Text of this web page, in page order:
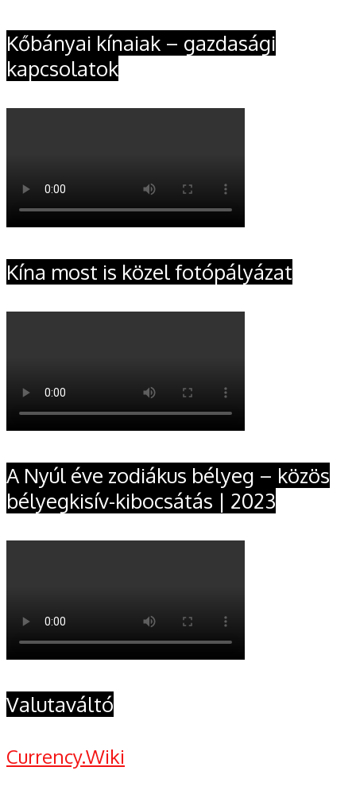
Kőbányai kínaiak – gazdasági
kapcsolatok
Kína most is közel fotópályázat
A Nyúl éve zodiákus bélyeg – közös
bélyegkisív-kibocsátás | 2023
Valutaváltó
Currency.Wiki